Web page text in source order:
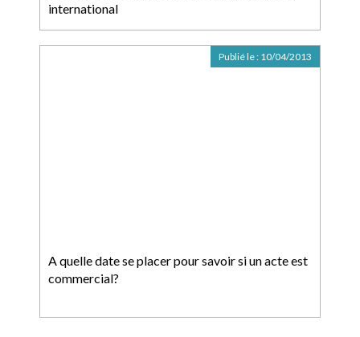
international
A quelle date se placer pour savoir si un acte est
commercial?
Publié le : 10/04/2013